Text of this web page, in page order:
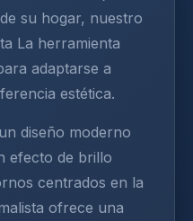
su hogar, nuestro
La herramienta
adaptarse a
estética.
diseño moderno
efecto de brillo
centrados en la
ofrece una